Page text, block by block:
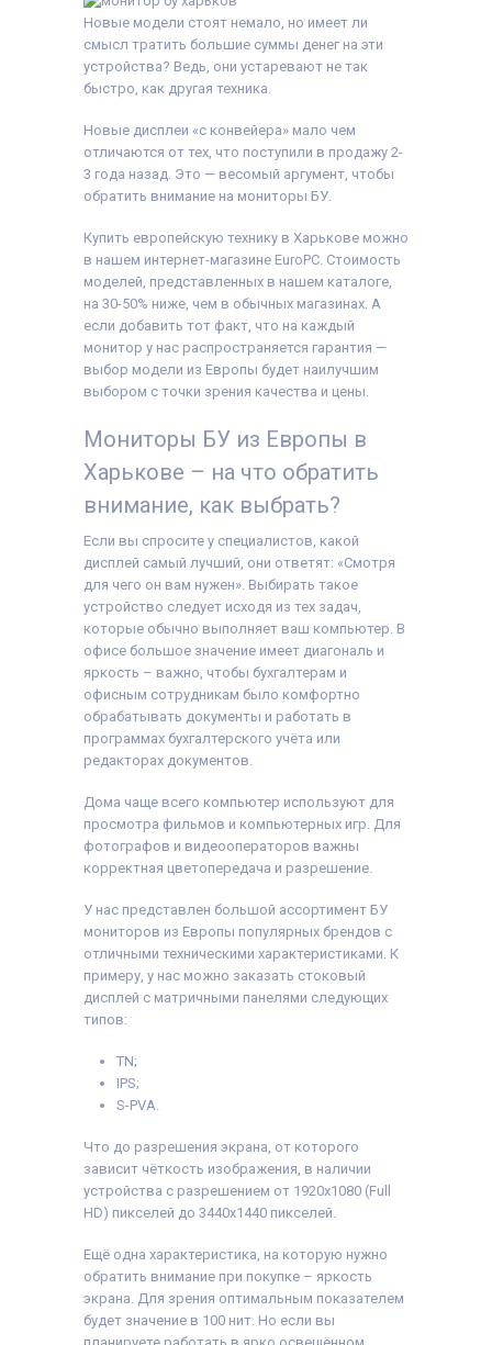
питания 220В,
сигнальный кабель
(на выбор),
гарантийный талон,
расходная накладная
Новые модели стоят немало, но имеет ли
смысл тратить большие суммы денег на эти
устройства? Ведь, они устаревают не так
быстро, как другая техника.
Новые дисплеи «с конвейера» мало чем
отличаются от тех, что поступили в продажу 2-
3 года назад. Это — весомый аргумент, чтобы
обратить внимание на мониторы БУ.
Купить европейскую технику в Харькове можно
в нашем интернет-магазине EuroPC. Стоимость
моделей, представленных в нашем каталоге,
на 30-50% ниже, чем в обычных магазинах. А
если добавить тот факт, что на каждый
монитор у нас распространяется гарантия —
выбор модели из Европы будет наилучшим
выбором с точки зрения качества и цены.
Мониторы БУ из Европы в
Харькове – на что обратить
внимание, как выбрать?
Если вы спросите у специалистов, какой
дисплей самый лучший, они ответят: «Смотря
для чего он вам нужен». Выбирать такое
устройство следует исходя из тех задач,
которые обычно выполняет ваш компьютер. В
офисе большое значение имеет диагональ и
яркость – важно, чтобы бухгалтерам и
офисным сотрудникам было комфортно
обрабатывать документы и работать в
программах бухгалтерского учёта или
редакторах документов.
Дома чаще всего компьютер используют для
просмотра фильмов и компьютерных игр. Для
фотографов и видеооператоров важны
корректная цветопередача и разрешение.
У нас представлен большой ассортимент БУ
мониторов из Европы популярных брендов с
отличными техническими характеристиками. К
примеру, у нас можно заказать стоковый
дисплей с матричными панелями следующих
типов:
TN;
IPS;
S-PVA.
Что до разрешения экрана, от которого
зависит чёткость изображения, в наличии
устройства с разрешением от 1920x1080 (Full
HD) пикселей до 3440x1440 пикселей.
Ещё одна характеристика, на которую нужно
обратить внимание при покупке – яркость
экрана. Для зрения оптимальным показателем
будет значение в 100 нит. Но если вы